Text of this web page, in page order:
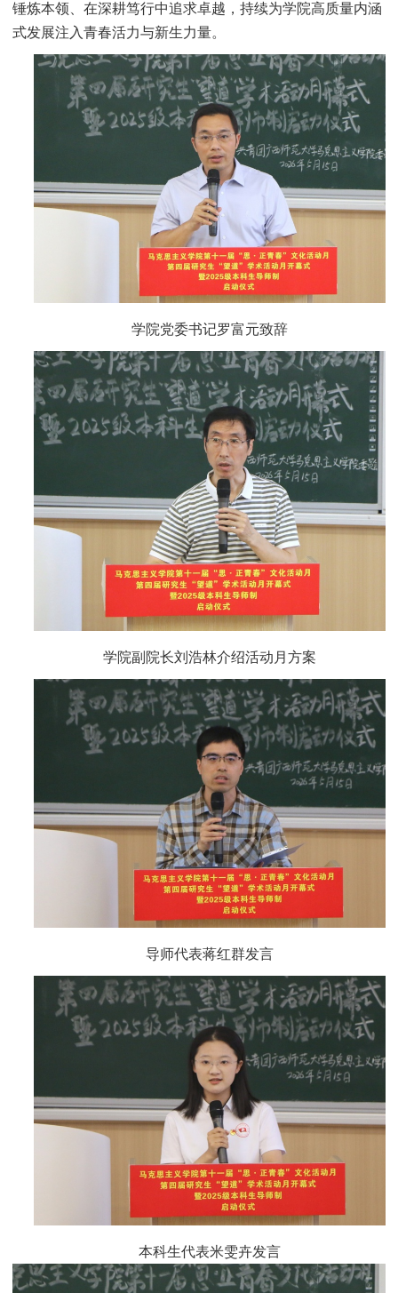
锤炼本领、在深耕笃行中追求卓越，持续为学院高质量内涵
式发展注入青春活力与新生力量。
学院党委书记罗富元致辞
学院副院长刘浩林介绍活动月方案
导师代表蒋红群发言
本科生代表米雯卉发言